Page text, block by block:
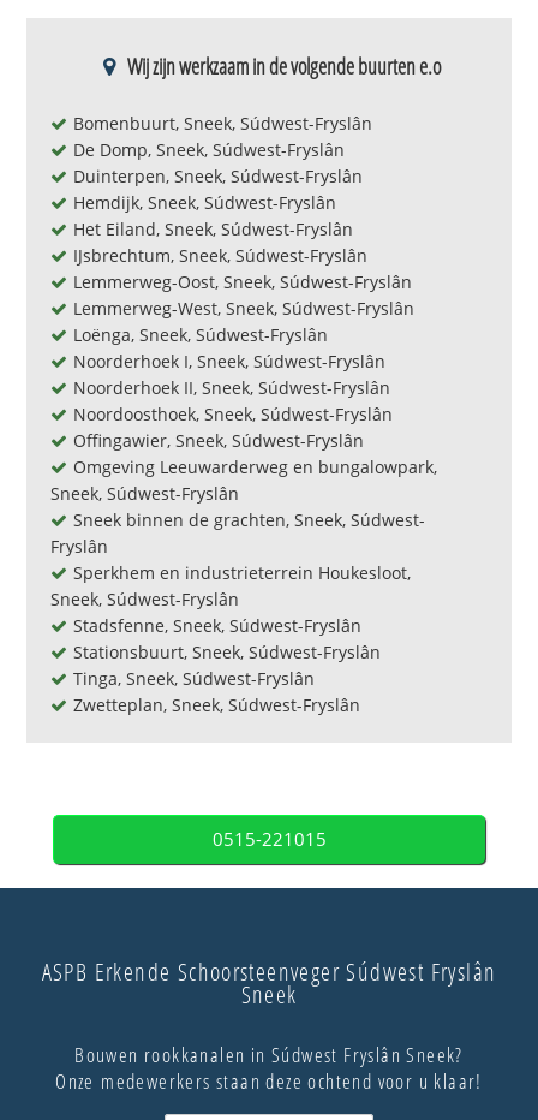
Wij zijn werkzaam in de volgende buurten e.o
Bomenbuurt, Sneek, Súdwest-Fryslân
De Domp, Sneek, Súdwest-Fryslân
Duinterpen, Sneek, Súdwest-Fryslân
Hemdijk, Sneek, Súdwest-Fryslân
Het Eiland, Sneek, Súdwest-Fryslân
IJsbrechtum, Sneek, Súdwest-Fryslân
Lemmerweg-Oost, Sneek, Súdwest-Fryslân
Lemmerweg-West, Sneek, Súdwest-Fryslân
Loënga, Sneek, Súdwest-Fryslân
Noorderhoek I, Sneek, Súdwest-Fryslân
Noorderhoek II, Sneek, Súdwest-Fryslân
Noordoosthoek, Sneek, Súdwest-Fryslân
Offingawier, Sneek, Súdwest-Fryslân
Omgeving Leeuwarderweg en bungalowpark,
Sneek, Súdwest-Fryslân
Sneek binnen de grachten, Sneek, Súdwest-
Fryslân
Sperkhem en industrieterrein Houkesloot,
Sneek, Súdwest-Fryslân
Stadsfenne, Sneek, Súdwest-Fryslân
Stationsbuurt, Sneek, Súdwest-Fryslân
Tinga, Sneek, Súdwest-Fryslân
Zwetteplan, Sneek, Súdwest-Fryslân
0515-221015
ASPB Erkende Schoorsteenveger Súdwest Fryslân
Sneek
Bouwen rookkanalen in Súdwest Fryslân Sneek?
Onze medewerkers staan deze ochtend voor u klaar!